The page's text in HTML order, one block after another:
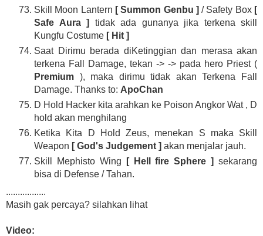
Skill Moon Lantern [ Summon Genbu ] / Safety Box [
Safe Aura ]
tidak ada gunanya jika terkena skill
Kungfu Costume [ Hit ]
Saat Dirimu berada diKetinggian dan merasa akan
terkena Fall Damage, tekan -> -> pada hero Priest (
Premium ), maka dirimu tidak akan Terkena Fall
Damage. Thanks to: ApoChan
D Hold Hacker kita arahkan ke Poison Angkor Wat , D
hold akan menghilang
Ketika Kita D Hold Zeus, menekan S maka Skill
Weapon [ God's Judgement ] akan menjalar jauh.
Skill Mephisto Wing
[ Hell fire Sphere ] sekarang
bisa di Defense / Tahan.
.................
Masih gak percaya? silahkan lihat
Video: